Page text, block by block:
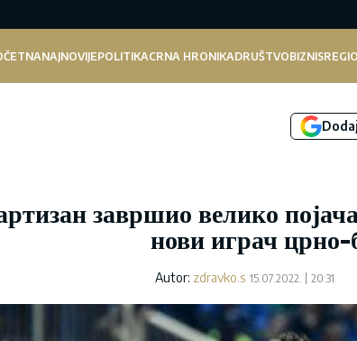
NAJNOVIJEPOLITIKACRNA HRONIKADRUŠTVOBIZNIS
завршио велико
нови играч црно-
Autor: zdravko.s 15.07.2022. 20:31